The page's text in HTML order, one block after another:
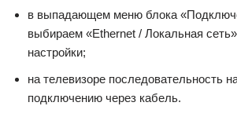
в выпадающем меню блока
выбираем «Ethernet / Локальная
настройки;
на телевизоре последовательность
подключению через кабель.